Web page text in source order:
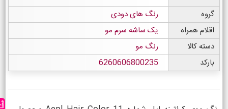
گروه
رنگ های دودی
اقلام همراه
یک ساشه سرم مو
دسته کالا
رنگ مو
بارکد
6260606800235